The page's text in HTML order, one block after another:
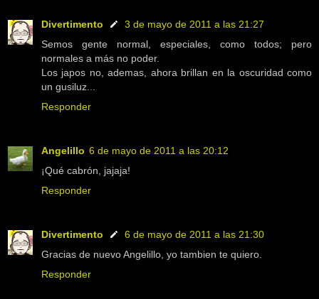
Divertimento
3 de mayo de 2011 a las 21:27
Semos gente normal, especiales, como todos; pero
normales a más no poder.
Los japos no, ademas, ahora brillan en la oscuridad como
un gusiluz...
Responder
Angelillo 6 de mayo de 2011 a las 20:12
¡Qué cabrón, jajaja!
Responder
Divertimento
6 de mayo de 2011 a las 21:30
Gracias de nuevo Angelillo, yo tambien te quiero.
Responder